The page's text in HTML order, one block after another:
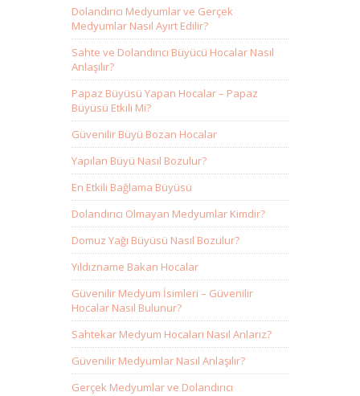
Dolandırıcı Medyumlar ve Gerçek
Medyumlar Nasıl Ayırt Edilir?
Sahte ve Dolandırıcı Büyücü Hocalar Nasıl
Anlaşılır?
Papaz Büyüsü Yapan Hocalar – Papaz
Büyüsü Etkili Mi?
Güvenilir Büyü Bozan Hocalar
Yapılan Büyü Nasıl Bozulur?
En Etkili Bağlama Büyüsü
Dolandırıcı Olmayan Medyumlar Kimdir?
Domuz Yağı Büyüsü Nasıl Bozulur?
Yıldızname Bakan Hocalar
Güvenilir Medyum İsimleri – Güvenilir
Hocalar Nasıl Bulunur?
Sahtekar Medyum Hocaları Nasıl Anlarız?
Güvenilir Medyumlar Nasıl Anlaşılır?
Gerçek Medyumlar ve Dolandırıcı